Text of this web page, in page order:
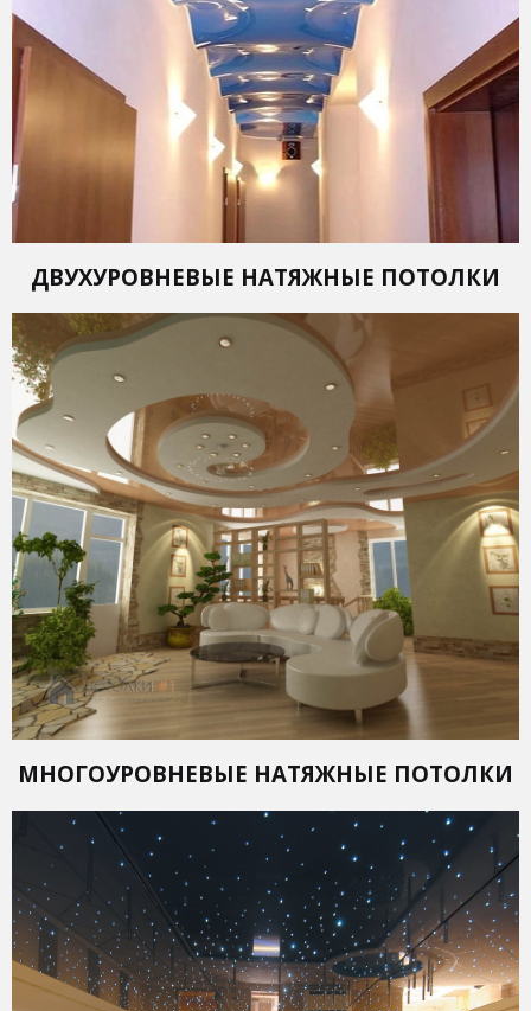
ДВУХУРОВНЕВЫЕ НАТЯЖНЫЕ ПОТОЛКИ
МНОГОУРОВНЕВЫЕ НАТЯЖНЫЕ ПОТОЛКИ